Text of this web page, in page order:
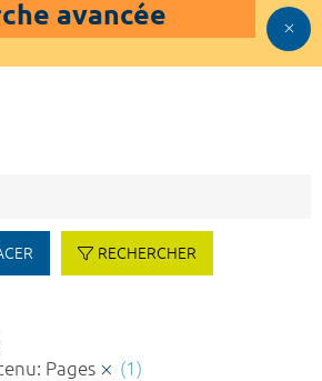
avancée
RECHERCHER
Pages
(1)